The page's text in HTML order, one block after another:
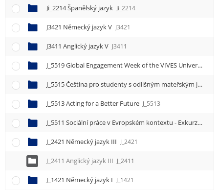
Ji_2214 Španělský jazyk Ji_2214
J3421 Německý jazyk V J3421
J3411 Anglický jazyk V J3411
J_5519 Global Engagement Week of the VIVES University in Kortrijk, Belgium
J_5515 Čeština pro studenty s odlišným mateřským jazykem I
J_5513 Acting for a Better Future J_5513
J_5511 Sociální práce v Evropském kontextu - Exkurze Německo
J_2421 Německý jazyk III J_2421
J_2411 Anglický jazyk III J_2411
J_1421 Německý jazyk I J_1421